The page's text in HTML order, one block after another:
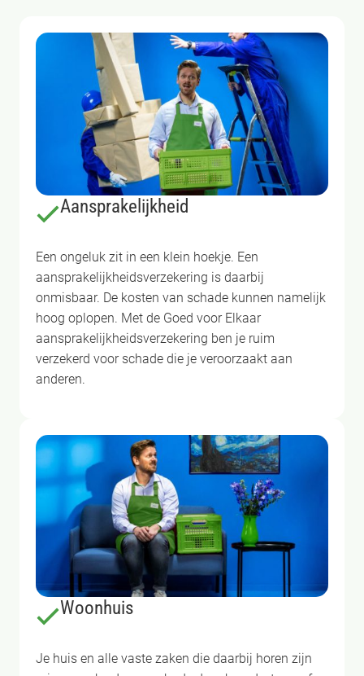
Aansprakelijkheid
Een ongeluk zit in een klein hoekje. Een
aansprakelijkheidsverzekering is daarbij
onmisbaar. De kosten van schade kunnen namelijk
hoog oplopen. Met de Goed voor Elkaar
aansprakelijkheidsverzekering ben je ruim
verzekerd voor schade die je veroorzaakt aan
anderen.
Woonhuis
Je huis en alle vaste zaken die daarbij horen zijn